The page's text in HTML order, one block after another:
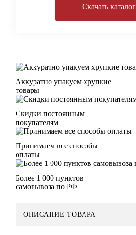
Скачать каталог
Аккуратно упакуем хрупкие
товары
Скидки постоянным
покупателям
Принимаем все способы
оплаты
Более 1 000 пунктов
самовывоза по РФ
ОПИСАНИЕ ТОВАРА